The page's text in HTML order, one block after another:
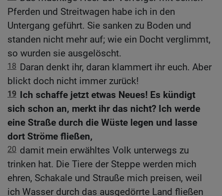
Pferden und Streitwagen habe ich in den
Untergang geführt. Sie sanken zu Boden und
standen nicht mehr auf; wie ein Docht verglimmt,
so wurden sie ausgelöscht.
18 Daran denkt ihr, daran klammert ihr euch. Aber
blickt doch nicht immer zurück!
19 Ich schaffe jetzt etwas Neues! Es kündigt
sich schon an, merkt ihr das nicht? Ich werde
eine Straße durch die Wüste legen und lasse
dort Ströme fließen,
20 damit mein erwähltes Volk unterwegs zu
trinken hat. Die Tiere der Steppe werden mich
ehren, Schakale und Strauße mich preisen, weil
ich Wasser durch das ausgedörrte Land fließen